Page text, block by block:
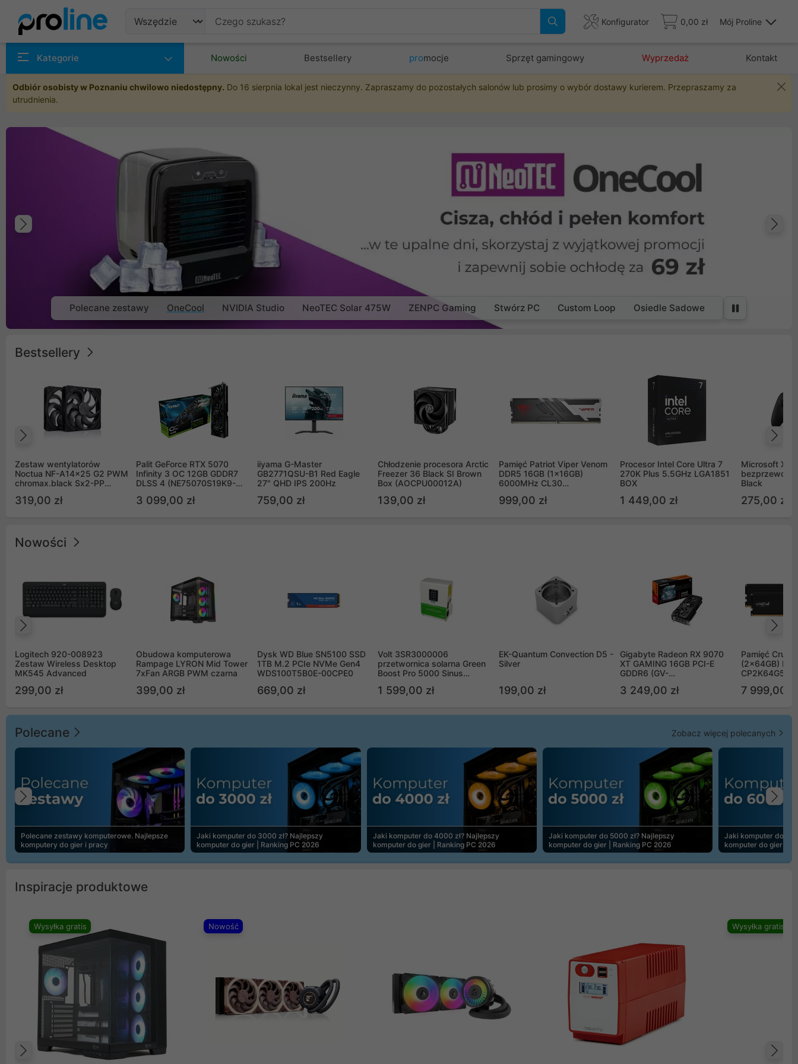
Konfigurator 0,00 zł Mój Proline
Kategorie Nowości Bestsellery promocje Sprzęt gamingowy Wyprzedaż Kontakt
Odbiór osobisty w Poznaniu chwilowo niedostępny. Do 16 sierpnia lokal jest nieczynny. Zapraszamy do pozostałych salonów lub prosimy o wybór dostawy kurierem. Przepraszamy za
utrudnienia.
Poprzedni
Polecane zestawy OneCool NVIDIA Studio NeoTEC Solar 475W ZENPC Gaming Stwórz PC Custom Loop Osiedle Sadowe
Bestsellery
Zestaw wentylatorów
Noctua NF-A14x25 G2 PWM
chromax.black Sx2-PP
(2szt)
319,00 zł
Palit GeForce RTX 5070
Infinity 3 OC 12GB GDDR7
DLSS 4 (NE75070S19K9-
3 099,00 zł
iiyama G-Master
GB2771QSU-B1 Red Eagle
27" QHD IPS 200Hz
759,00 zł
Chłodzenie procesora Arctic
Freezer 36 Black SI Brown
Box (AOCPU00012A)
139,00 zł
Pamięć Patriot Viper Venom
DDR5 16GB (1x16GB)
6000MHz CL30
999,00 zł
Procesor Intel Core Ultra 7
270K Plus 5.5GHz LGA1851
BOX
1 449,00 zł
Microsoft
Black
275,00 zł
Nowości
Logitech 920-008923
Zestaw Wireless Desktop
MK545 Advanced
299,00 zł
Obudowa komputerowa
Rampage LYRON Mid Tower
7xFan ARGB PWM czarna
399,00 zł
Dysk WD Blue SN5100 SSD
1TB M.2 PCIe NVMe Gen4
WDS100T5B0E-00CPE0
669,00 zł
Volt 3SR3000006
przetwornica solarna Green
Boost Pro 5000 Sinus
1 599,00 zł
EK-Quantum Convection D5 -
Silver
199,00 zł
Gigabyte Radeon RX 9070
XT GAMING 16GB PCI-E
GDDR6 (GV-
3 249,00 zł
Pamięć
(2x64GB)
7 999,00 zł
Polecane Zobacz więcej polecanych
Polecane zestawy komputerowe. Najlepsze
komputery do gier i pracy
Jaki komputer do 3000 zł? Najlepszy
komputer do gier | Ranking PC 2026
Jaki komputer do 4000 zł? Najlepszy
komputer do gier | Ranking PC 2026
Jaki komputer do 5000 zł? Najlepszy
komputer do gier | Ranking PC 2026
Jaki komputer do
komputer do gier |
Poprzedni
Inspiracje produktowe
Wysyłka gratis Nowość Wysyłka gratis